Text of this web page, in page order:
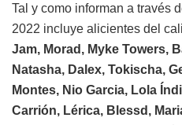
Tal y como informan a través
2022 incluye alicientes del
Jam, Morad, Myke Towers,
Natasha, Dalex, Tokischa,
Montes, Nio Garcia, Lola
Carrión, Lérica, Blessd,